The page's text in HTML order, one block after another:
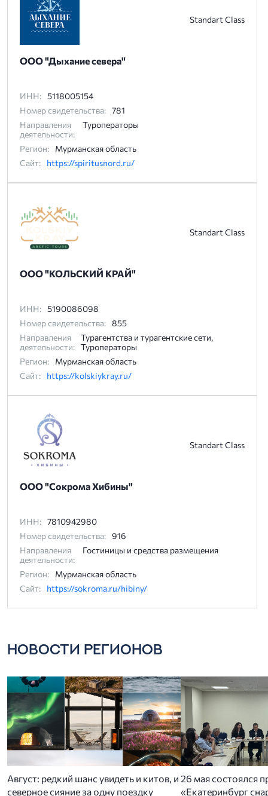
Standart Class
ООО "Дыхание севера"
ИНН: 5118005154
Номер свидетельства: 781
Направления
деятельности:
Туроператоры
Регион:
Мурманская область
Сайт:
https://spiritusnord.ru/
Standart Class
ООО "КОЛЬСКИЙ КРАЙ"
ИНН: 5190086098
Номер свидетельства: 855
Направления
деятельности:
Турагентства и турагентские сети,
Туроператоры
Регион:
Мурманская область
Сайт:
https://kolskiykray.ru/
Standart Class
ООО "Сокрома Хибины"
ИНН: 7810942980
Номер свидетельства: 916
Направления
деятельности:
Гостиницы и средства размещения
Регион:
Мурманская область
Сайт:
https://sokroma.ru/hibiny/
НОВОСТИ РЕГИОНОВ
Август: редкий шанс увидеть и китов, и
северное сияние за одну поездку
26 мая состоялся
«Екатеринбург